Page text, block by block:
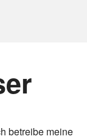
betreibe meine